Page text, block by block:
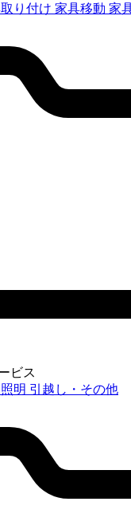
り付け 家具移動 家
ビス
明 引越し・その他